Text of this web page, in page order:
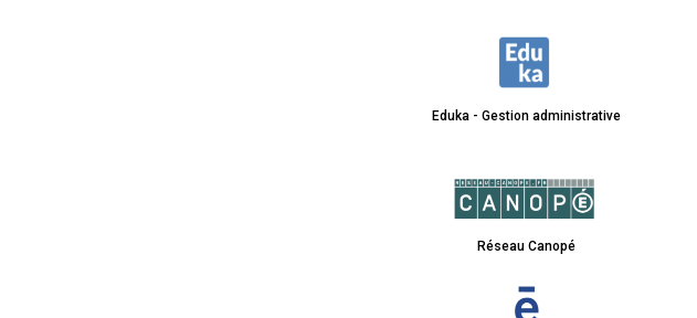
Eduka - Gestion administrative
Réseau Canopé